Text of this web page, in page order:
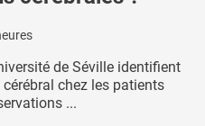
de Séville identifient
chez les patients
...